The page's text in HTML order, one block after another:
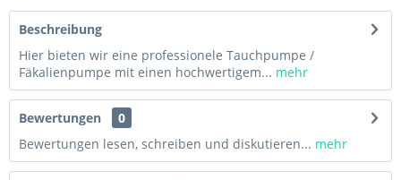
Beschreibung
Hier bieten wir eine professionele Tauchpumpe /
Fäkalienpumpe mit einen hochwertigem... mehr
Bewertungen
0
Bewertungen lesen, schreiben und diskutieren... mehr